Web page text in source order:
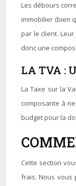
Les débours
immobilier (bien
par le client.
donc une
LA TVA :
La Taxe sur la
composante à
budget pour la
Cette section
frais. Nous vous